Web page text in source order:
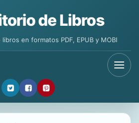
de Libros
en formatos PDF, EPUB y MOBI